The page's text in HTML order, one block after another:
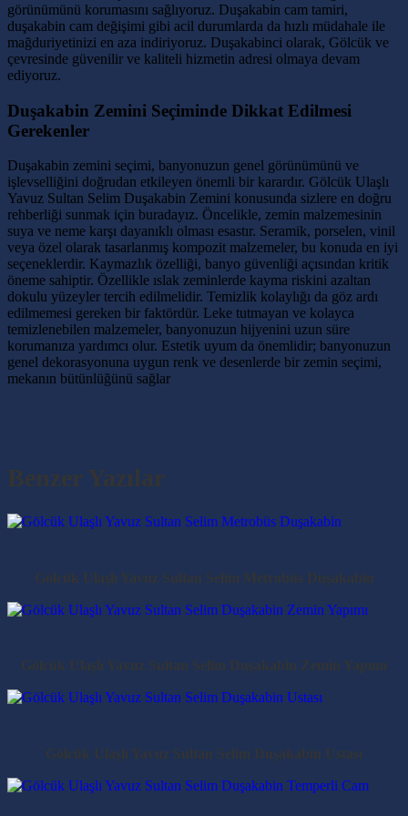
görünümünü korumasını sağlıyoruz. Duşakabin cam tamiri,
duşakabin cam değişimi gibi acil durumlarda da hızlı müdahale ile
mağduriyetinizi en aza indiriyoruz. Duşakabinci olarak, Gölcük ve
çevresinde güvenilir ve kaliteli hizmetin adresi olmaya devam
ediyoruz.
Duşakabin Zemini Seçiminde Dikkat Edilmesi
Gerekenler
Duşakabin zemini seçimi, banyonuzun genel görünümünü ve
işlevselliğini doğrudan etkileyen önemli bir karardır. Gölcük Ulaşlı
Yavuz Sultan Selim Duşakabin Zemini konusunda sizlere en doğru
rehberliği sunmak için buradayız. Öncelikle, zemin malzemesinin
suya ve neme karşı dayanıklı olması esastır. Seramik, porselen, vinil
veya özel olarak tasarlanmış kompozit malzemeler, bu konuda en iyi
seçeneklerdir. Kaymazlık özelliği, banyo güvenliği açısından kritik
öneme sahiptir. Özellikle ıslak zeminlerde kayma riskini azaltan
dokulu yüzeyler tercih edilmelidir. Temizlik kolaylığı da göz ardı
edilmemesi gereken bir faktördür. Leke tutmayan ve kolayca
temizlenebilen malzemeler, banyonuzun hijyenini uzun süre
korumanıza yardımcı olur. Estetik uyum da önemlidir; banyonuzun
genel dekorasyonuna uygun renk ve desenlerde bir zemin seçimi,
mekanın bütünlüğünü sağlar
Benzer Yazılar
Gölcük Ulaşlı Yavuz Sultan Selim Metrobüs Duşakabin
Gölcük Ulaşlı Yavuz Sultan Selim Duşakabin Zemin Yapımı
Gölcük Ulaşlı Yavuz Sultan Selim Duşakabin Ustası